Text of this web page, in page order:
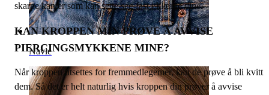
Navle
skarpe kanter som kan sette seg fast i klærne dine.
KAN KROPPEN MIN PRØVE Å AVVISE
PIERCINGSMYKKENE MINE?
Når kroppen utsettes for fremmedlegemer, kan de prøve å bli kvitt
dem. Så det er helt naturlig hvis kroppen din prøver å avvise